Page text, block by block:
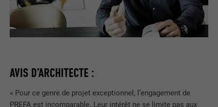
AVIS D’ARCHITECTE :
« Pour ce genre de projet exceptionnel, l’engagement de
PREFA est incomparable. Leur intérêt ne se limite pas aux
Est placé afin de tester si le navigateur
autorise l'utilisation de cookies. Ne
contient aucun élément d'identification.
FOURNISSEUR LinkedIn
EXPIRATION Session
nous » intégrée.